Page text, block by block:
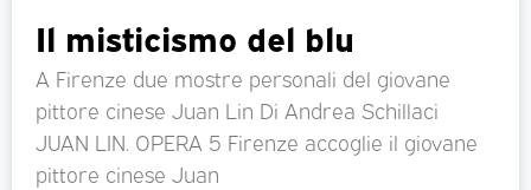
Il misticismo del blu
A Firenze due mostre personali del giovane
pittore cinese Juan Lin Di Andrea Schillaci
JUAN LIN. OPERA 5 Firenze accoglie il giovane
pittore cinese Juan